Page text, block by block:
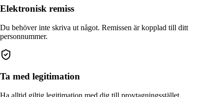
Elektronisk remiss
Du behöver inte skriva ut något. Remissen är kopplad till ditt
personnummer.
Ta med legitimation